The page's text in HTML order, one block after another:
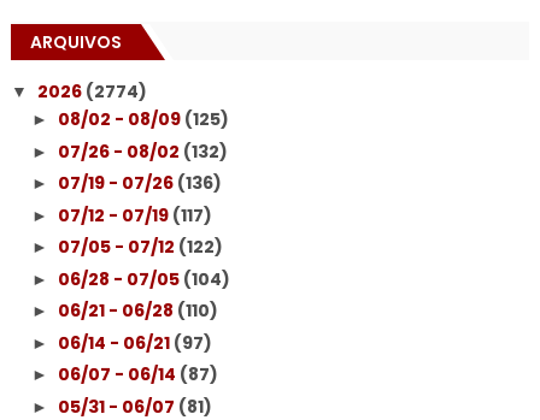
ARQUIVOS
▼ 2026 (2774)
► 08/02 - 08/09 (125)
► 07/26 - 08/02 (132)
► 07/19 - 07/26 (136)
► 07/12 - 07/19 (117)
► 07/05 - 07/12 (122)
► 06/28 - 07/05 (104)
► 06/21 - 06/28 (110)
► 06/14 - 06/21 (97)
► 06/07 - 06/14 (87)
► 05/31 - 06/07 (81)